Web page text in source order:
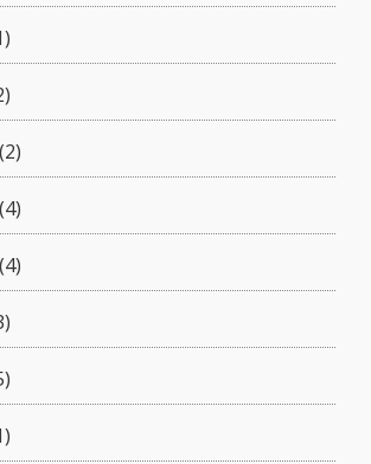
(2)
(4)
(4)